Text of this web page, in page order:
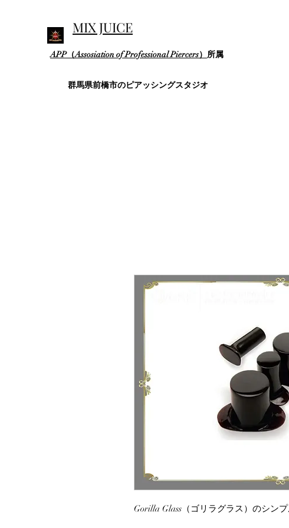
MIX JUICE
APP（Assosiation of Professional Piercers） 所属
群馬県前橋市のピアッシングスタジオ
Gorilla Glass（ゴリラグラス）のシンプ